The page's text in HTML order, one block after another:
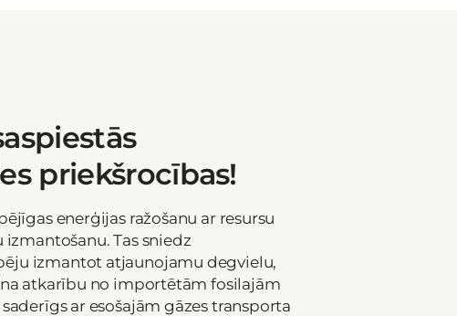
priekšrocības!
enerģijas ražošanu ar resursu
Tas sniedz
izmantot atjaunojamu degvielu,
atkarību no importētām fosilajām
ar esošajām gāzes transporta